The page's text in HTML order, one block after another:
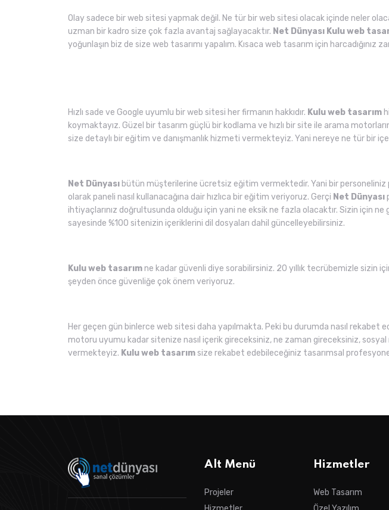
Olay sadece bir web sitesi yapmak değil. Ne tür bir web sitesi olacak içinde neler
uzman bir kadro size çok fazla avantaj sağlayacaktır. Net Dünyası Kulu web
yoğunlaşın biz de size web tasarımı yapalım. Kısaca web tasarım için
Hızlı sade ve Google uyumlu bir web sitesi her firmanın hakkıdır. Kulu web tasarım
koymaktayız. Güzel bir tasarım güçlü bir kodlama ve hızlı bir site ile arama
size detaylı bir eğitim ve danışmanlık hizmeti vermekteyiz. Yani nereye ne tür bir
Net Dünyası bütün müşterilerine ücretsiz eğitim vermektedir. Yani bir
olarak paneli nasıl kullanacağına dair hızlıca bir eğitim veriyoruz. Gerçi Net Dünyası
ihtiyaçlarınız doğrultusunda olduğu için yani ne eksik ne fazla olacaktır. Sizin için
sayesinde %100 sitenizin içeriklerini dil dosyaları dahil güncelleyebilirsiniz.
Kulu web tasarımne kadar güvenli diye sorabilirsiniz. 20 yıllık tecrübemizle sizin
şeyden önce güvenliğe çok önem veriyoruz.
Her geçen gün binlerce web sitesi daha yapılmakta. Peki bu durumda nasıl rekabet
motoru uyumu kadar sitenize nasıl içerik gireceksiniz, ne zaman gireceksiniz, sosyal
vermekteyiz. Kulu web tasarımsize rekabet edebileceğiniz tasarımsal
Alt Menü
Projeler
Hizmetler
Web Tasarım